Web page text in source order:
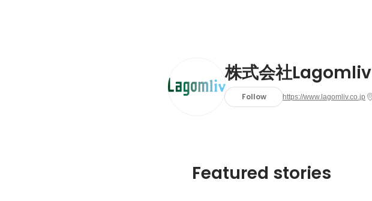
株式会社Lagomliv
Follow https://www.lagomliv.co.jp
Featured stories